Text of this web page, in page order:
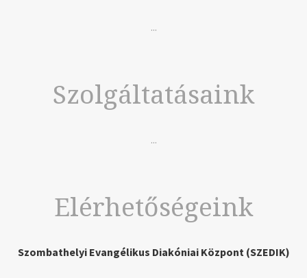
...
Szolgáltatásaink
...
Elérhetőségeink
Szombathelyi Evangélikus Diakóniai Központ (SZEDIK)